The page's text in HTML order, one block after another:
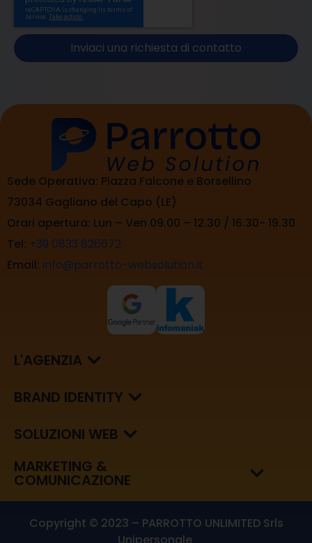
Inviaci una richiesta di contatto
Sede Operativa: Piazza Falcone e Borsellino
73034 Gagliano del Capo (LE)
Orari apertura: Lun – Ven 09.00 – 12.30 / 16.30- 19.30
Tel: +39 0833 826672
Email: info@parrotto-websolution.it
L'AGENZIA
BRAND IDENTITY
SOLUZIONI WEB
MARKETING &
COMUNICAZIONE
Copyright © 2023 – PARROTTO UNLIMITED Srls